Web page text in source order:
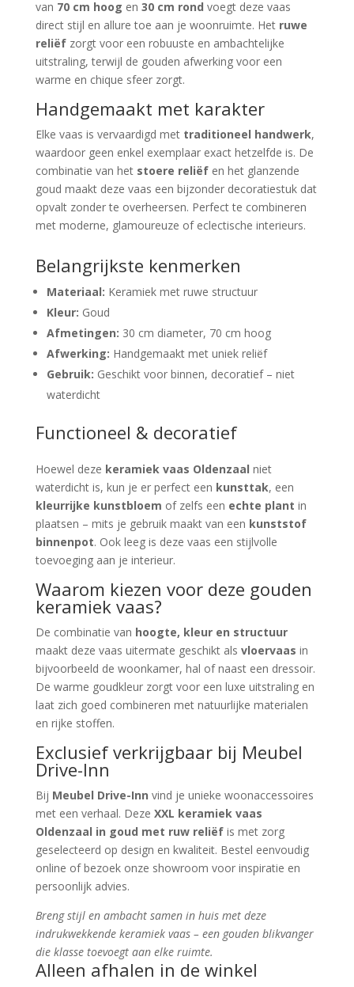
van 70 cm hoog en 30 cm rond voegt deze vaas
direct stijl en allure toe aan je woonruimte. Het ruwe
reliëfzorgt voor een robuuste en ambachtelijke
uitstraling, terwijl de gouden afwerking voor een
warme en chique sfeer zorgt.
Handgemaakt met karakter
Elke vaas is vervaardigd met traditioneel handwerk,
waardoor geen enkel exemplaar exact hetzelfde is. De
combinatie van het stoere reliëfen het glanzende
goud maakt deze vaas een bijzonder decoratiestuk dat
opvalt zonder te overheersen. Perfect te combineren
met moderne, glamoureuze of eclectische interieurs.
Belangrijkste kenmerken
Materiaal: Keramiek met ruwe structuur
Kleur: Goud
Afmetingen: 30 cm diameter, 70 cm hoog
Afwerking: Handgemaakt met uniek reliëf
Gebruik: Geschikt voor binnen, decoratief – niet
waterdicht
Functioneel & decoratief
Hoewel deze keramiek vaas Oldenzaal niet
waterdicht is, kun je er perfect een kunsttak, een
kleurrijke kunstbloem of zelfs een echte plant in
plaatsen – mits je gebruik maakt van een kunststof
binnenpot. Ook leeg is deze vaas een stijlvolle
toevoeging aan je interieur.
Waarom kiezen voor deze gouden
keramiek vaas?
De combinatie van hoogte, kleur en structuur
maakt deze vaas uitermate geschikt als vloervaas in
bijvoorbeeld de woonkamer, hal of naast een dressoir.
De warme goudkleur zorgt voor een luxe uitstraling en
laat zich goed combineren met natuurlijke materialen
en rijke stoffen.
Exclusief verkrijgbaar bij Meubel
Drive-Inn
Bij Meubel Drive-Inn vind je unieke woonaccessoires
met een verhaal. Deze XXL keramiek vaas
Oldenzaal in goud met ruw reliëfis met zorg
geselecteerd op design en kwaliteit. Bestel eenvoudig
online of bezoek onze showroom voor inspiratie en
persoonlijk advies.
Breng stijl en ambacht samen in huis met deze
indrukwekkende keramiek vaas – een gouden blikvanger
die klasse toevoegt aan elke ruimte.
Alleen afhalen in de winkel